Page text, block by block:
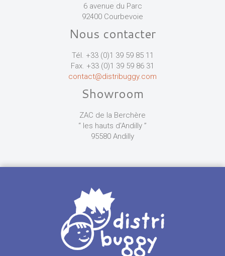
6 avenue du Parc
92400 Courbevoie
Nous contacter
Tél. +33 (0)1 39 59 85 11
Fax. +33 (0)1 39 59 86 31
contact@distribuggy.com
Showroom
ZAC de la Berchère
“ les hauts d'Andilly ”
95580 Andilly